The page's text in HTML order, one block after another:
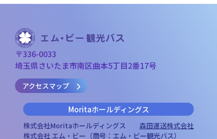
〒336-0033
埼玉県さいたま市南区曲本5丁目2番17号
アクセスマップ
Moritaホールディングス
株式会社Moritaホールディングス 森田運送株式会社
株式会社 エム・ビー（商号：エム・ビー観光バス）